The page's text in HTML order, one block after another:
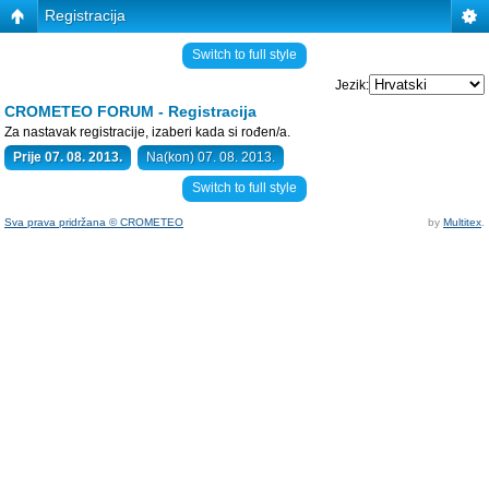
Registracija
Switch to full style
Jezik:
CROMETEO FORUM - Registracija
Za nastavak registracije, izaberi kada si rođen/a.
Prije 07. 08. 2013.
Na(kon) 07. 08. 2013.
Switch to full style
Sva prava pridržana © CROMETEO by Multitex